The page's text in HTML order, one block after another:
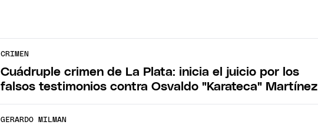
CRIMEN
Cuádruple crimen de La Plata: inicia el juicio por los
falsos testimonios contra Osvaldo "Karateca" Martínez
GERARDO MILMAN